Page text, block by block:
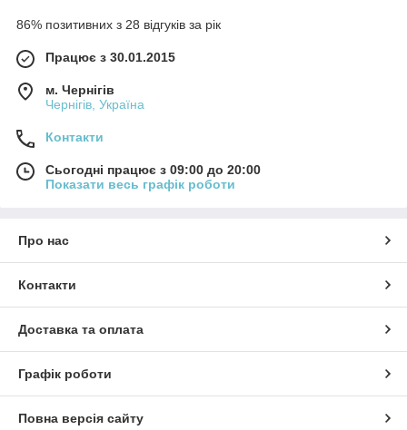
86% позитивних з 28 відгуків за рік
Працює з 30.01.2015
м. Чернігів
Чернігів, Україна
Контакти
Сьогодні працює з 09:00 до 20:00
Показати весь графік роботи
Про нас
Контакти
Доставка та оплата
Графік роботи
Повна версія сайту